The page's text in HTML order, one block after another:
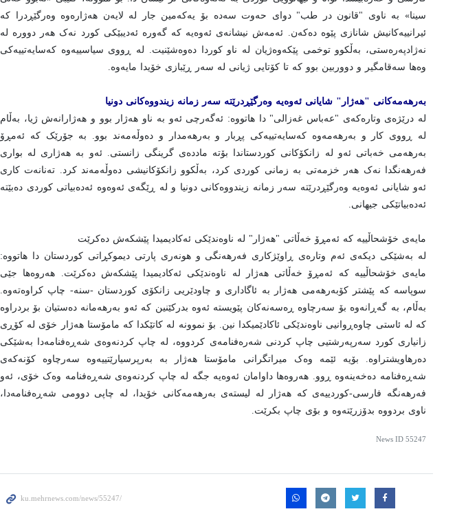
سینا» به ناوی "قانون در طب" دوای حەوت سەده بۆ یەکەمین جار له لایەن هەژارەوە وەرگێڕدرا که
ئیرانییەکانیش شانازی پێوه دەکەن. ئەمەش نیشانەی ئەوەیه که گەوره ئەدیبێکی کورد نەک هەر دووره لە
نەژادپەرەستی، بەڵکوو توخمی پێکەوەژیان له ناو کوردا دەوەشێنیت. له ڕووی سیاسییەوه کەسایەتییەکی
وەها سەقامگیر و دووربین بوو کە تا کۆتایی ژیانی له سەر ڕێبازی خۆیدا مایەوه.
به‌رهه‌مه‌کانی "هەژار" شایانی ئەوەیە وەرگێڕدرێتە سەر زمانە زیندووەکانی دونیا
له درێژه‌ی وتاره‌که‌ی "عه‌باس غه‌زالی" دا هاتووه: ئەگەرچی ئەو به ناو هەژار بوو و هەژارانەش ژیا، بەڵام
له ڕووی کار و بەرهەمەوە کەسایەتییەکی پڕبار و بەرهەمدار و دەوڵەمەند بوو. به جۆرێک که ئەمڕۆ
بەرهەمی خەباتی ئەو لە زانکۆکانی کوردستاندا بۆتە ماددەی گرینگی زانستی. ئەو بە هەژاری لە بواری
فەرهەنگدا نەک هەر خزمەتی بە زمانی کوردی کرد، بەڵکوو زانکۆکانیشی دەوڵەمەند کرد. تەنانەت کاری
ئەو شایانی ئەوەیە وەرگێڕدرێتە سەر زمانە زیندووەکانی دونیا و لە ڕێگەی ئەوەوە ئەدەبیاتی کوردی دەبێتە
ئەدەبیاتێکی جیهانی.
مایەی خۆشحاڵییە کە ئەمڕۆ خەڵاتی "هەژار" لە ناوەندێکی ئەکادیمیدا پێشکەش دەکرێت
له به‌شێکی دیکه‌ی ئه‌م وتاره‌ی ڕاوێژکاری فه‌رهه‌نگی و هونه‌ری پارتی دیموکڕاتی کوردستان دا هاتووه:
مایەی خۆشحاڵییە کە ئەمڕۆ خەڵاتی هەژار لە ناوەندێکی ئەکادیمیدا پێشکەش دەکرێت. هەروەها جێی
سوپاسه که پێشتر کۆبەرهەمی هەژار بە ئاگاداری و چاودێریی زانکۆی کوردستان -سنه- چاپ کراوەتەوە.
بەڵام، بە گەڕانەوە بۆ سەرچاوە ڕەسەنەکان پێویستە ئەوە بدرکێنین کە ئەو بەرهەمانە دەستیان بۆ بردراوە
کە لە ئاستی چاوەڕوانیی ناوەندێکی ئاکادێمیکدا نین. بۆ نموونە لە کاتێکدا کە مامۆستا هەژار خۆی لە کۆڕی
زانیاری کورد سەرپەرشتیی چاپ کردنی شەرەفنامەی کردووە، لە چاپ کردنەوەی شەڕەفنامەدا بەشێکی
دەرهاویشتراوە. بۆیە ئێمە وەک میراتگرانی مامۆستا هەژار بە بەرپرسیارێتییەوە سەرچاوە کۆنەکەی
شەڕەفنامە دەخەینەوە ڕوو. هەروەها داوامان ئەوەیە جگە لە چاپ کردنەوەی شەڕەفنامە وەک خۆی، ئەو
فەرهەنگە فارسی-کوردییەی کە هەژار لە لیستەی بەرهەمەکانی خۆیدا، لە چاپی دوومی شەڕەفنامەدا،
ناوی بردووە بدۆزرێتەوە و بۆی چاپ بکرێت.
News ID 55247